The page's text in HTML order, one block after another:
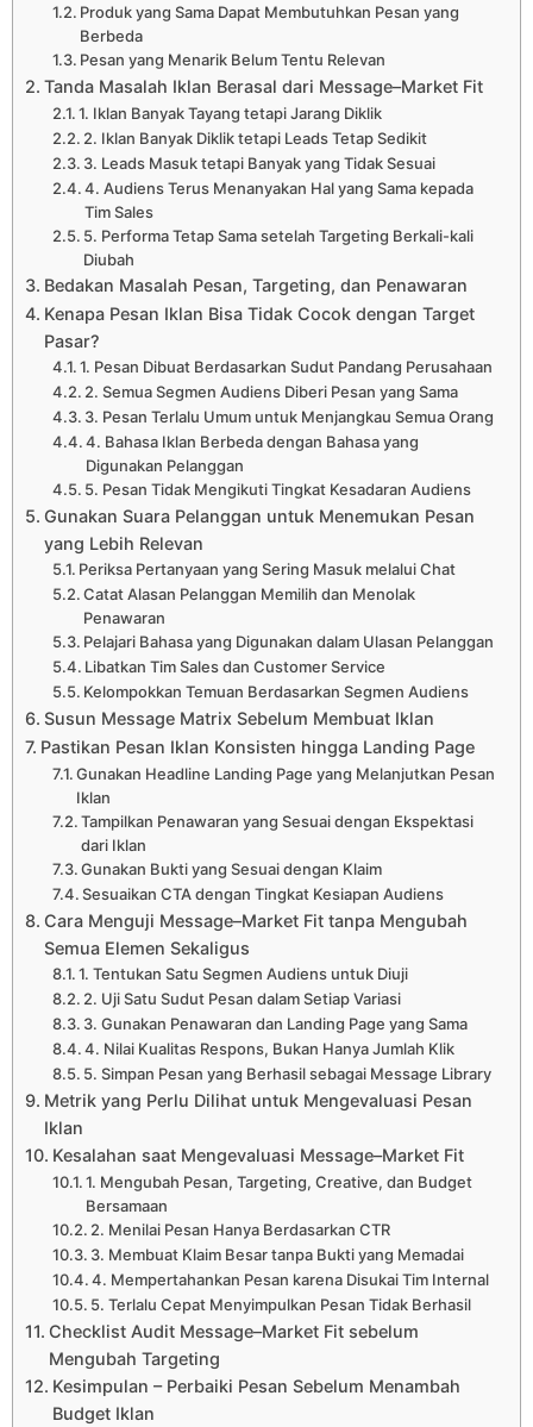
Produk yang Sama Dapat Membutuhkan Pesan yang
Berbeda
Pesan yang Menarik Belum Tentu Relevan
Tanda Masalah Iklan Berasal dari Message–Market Fit
1. Iklan Banyak Tayang tetapi Jarang Diklik
2. Iklan Banyak Diklik tetapi Leads Tetap Sedikit
3. Leads Masuk tetapi Banyak yang Tidak Sesuai
4. Audiens Terus Menanyakan Hal yang Sama kepada
Tim Sales
5. Performa Tetap Sama setelah Targeting Berkali-kali
Diubah
Bedakan Masalah Pesan, Targeting, dan Penawaran
Kenapa Pesan Iklan Bisa Tidak Cocok dengan Target
Pasar?
1. Pesan Dibuat Berdasarkan Sudut Pandang Perusahaan
2. Semua Segmen Audiens Diberi Pesan yang Sama
3. Pesan Terlalu Umum untuk Menjangkau Semua Orang
4. Bahasa Iklan Berbeda dengan Bahasa yang
Digunakan Pelanggan
5. Pesan Tidak Mengikuti Tingkat Kesadaran Audiens
Gunakan Suara Pelanggan untuk Menemukan Pesan
yang Lebih Relevan
Periksa Pertanyaan yang Sering Masuk melalui Chat
Catat Alasan Pelanggan Memilih dan Menolak
Penawaran
Pelajari Bahasa yang Digunakan dalam Ulasan Pelanggan
Libatkan Tim Sales dan Customer Service
Kelompokkan Temuan Berdasarkan Segmen Audiens
Susun Message Matrix Sebelum Membuat Iklan
Pastikan Pesan Iklan Konsisten hingga Landing Page
Gunakan Headline Landing Page yang Melanjutkan Pesan
Iklan
Tampilkan Penawaran yang Sesuai dengan Ekspektasi
dari Iklan
Gunakan Bukti yang Sesuai dengan Klaim
Sesuaikan CTA dengan Tingkat Kesiapan Audiens
Cara Menguji Message–Market Fit tanpa Mengubah
Semua Elemen Sekaligus
1. Tentukan Satu Segmen Audiens untuk Diuji
2. Uji Satu Sudut Pesan dalam Setiap Variasi
3. Gunakan Penawaran dan Landing Page yang Sama
4. Nilai Kualitas Respons, Bukan Hanya Jumlah Klik
5. Simpan Pesan yang Berhasil sebagai Message Library
Metrik yang Perlu Dilihat untuk Mengevaluasi Pesan
Iklan
Kesalahan saat Mengevaluasi Message–Market Fit
1. Mengubah Pesan, Targeting, Creative, dan Budget
Bersamaan
2. Menilai Pesan Hanya Berdasarkan CTR
3. Membuat Klaim Besar tanpa Bukti yang Memadai
4. Mempertahankan Pesan karena Disukai Tim Internal
5. Terlalu Cepat Menyimpulkan Pesan Tidak Berhasil
Checklist Audit Message–Market Fit sebelum
Mengubah Targeting
Kesimpulan – Perbaiki Pesan Sebelum Menambah
Budget Iklan